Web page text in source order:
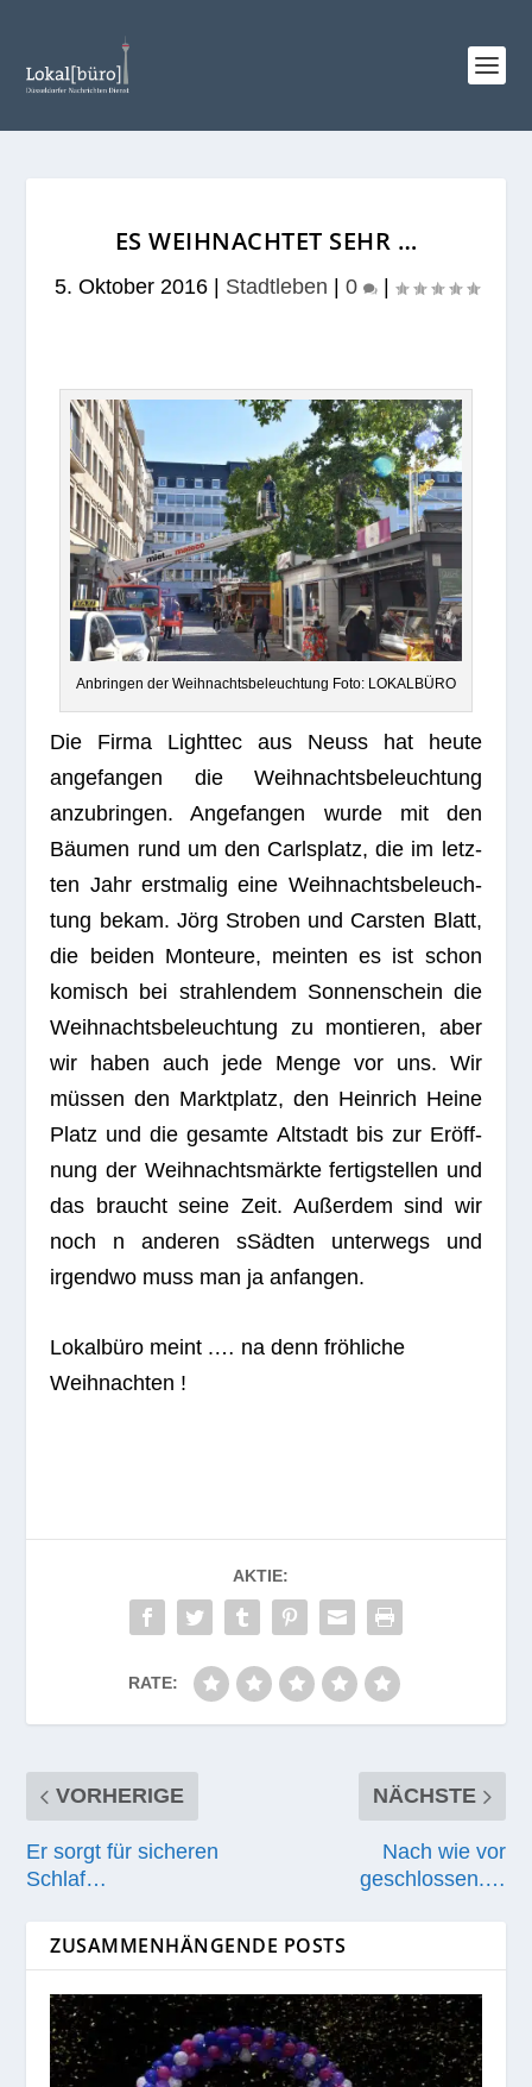
ES WEIHNACHTET SEHR …
5. Oktober 2016| Stadtleben 0 |
Anbrin­gen der Weih­nachts­be­leuch­tung Foto: LOKALBÜRO
Die Firma Light­tec aus Neuss hat heute
ange­fan­gen die Weih­nachts­be­leuch­tung
anzu­brin­gen. Ange­fan­gen wurde mit den
Bäu­men rund um den Carls­platz, die im letz­
ten Jahr erst­ma­lig eine Weih­nachts­be­leuch­
tung bekam. Jörg Stro­ben und Cars­ten Blatt,
die bei­den Mon­teure, mein­ten es ist schon
komisch bei strah­len­dem Son­nen­schein die
Weih­nachts­be­leuch­tung zu mon­tie­ren, aber
wir haben auch jede Menge vor uns. Wir
müs­sen den Markt­platz, den Hein­rich Heine
Platz und die gesamte Alt­stadt bis zur Eröff­
nung der Weih­nachts­märkte fer­tig­stel­len und
das braucht seine Zeit. Außer­dem sind wir
noch n ande­ren sSäd­ten unter­wegs und
irgendwo muss man ja anfangen.
Lokal­büro meint .… na denn fröh­li­che
Weihnachten !
AKTIE:
RATE:
VORHERIGE
Er sorgt für sicheren
Schlaf…
NÄCHSTE
Nach wie vor
geschlossen.…
ZUSAMMENHÄNGENDE POSTS